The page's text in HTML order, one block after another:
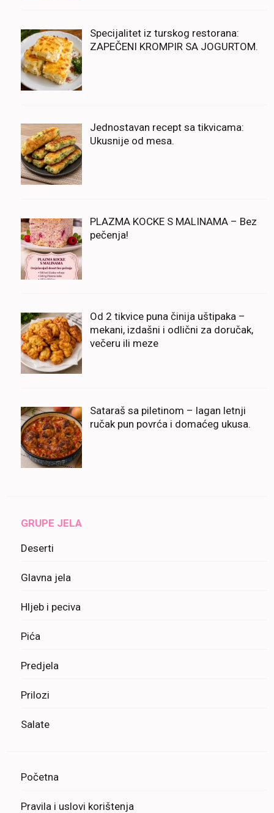
Specijalitet iz turskog restorana:
ZAPEČENI KROMPIR SA JOGURTOM.
Jednostavan recept sa tikvicama:
Ukusnije od mesa.
PLAZMA KOCKE S MALINAMA – Bez
pečenja!
Od 2 tikvice puna činija uštipaka –
mekani, izdašni i odlični za doručak,
večeru ili meze
Sataraš sa piletinom – lagan letnji
ručak pun povrća i domaćeg ukusa.
GRUPE JELA
Deserti
Glavna jela
Hljeb i peciva
Pića
Predjela
Prilozi
Salate
Početna
Pravila i uslovi korištenja